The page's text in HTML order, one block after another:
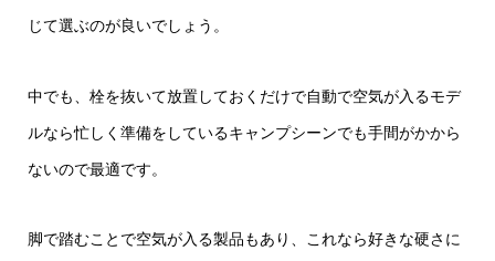
じて選ぶのが良いでしょう。
中でも、栓を抜いて放置しておくだけで自動で空気が入るモデ
ルなら忙しく準備をしているキャンプシーンでも手間がかから
ないので最適です。
脚で踏むことで空気が入る製品もあり、これなら好きな硬さに